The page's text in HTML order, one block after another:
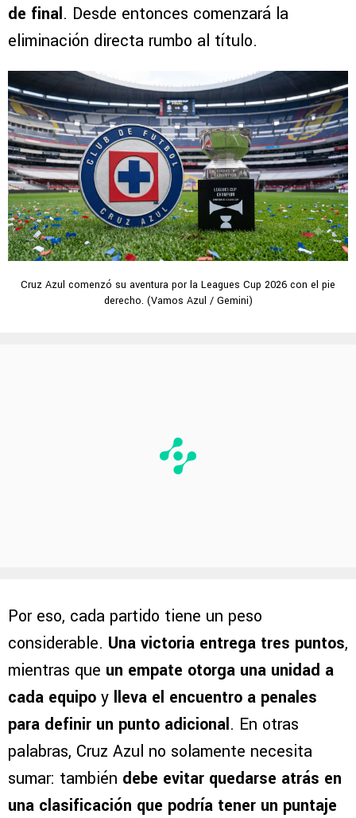
de final. Desde entonces comenzará la
eliminación directa rumbo al título.
Cruz Azul comenzó su aventura por la Leagues Cup 2026 con el pie
derecho. (Vamos Azul / Gemini)
Por eso, cada partido tiene un peso
considerable. Una victoria entrega tres puntos,
mientras que un empate otorga una unidad a
cada equipo y lleva el encuentro a penales
para definir un punto adicional. En otras
palabras, Cruz Azul no solamente necesita
sumar: también debe evitar quedarse atrás en
una clasificación que podría tener un puntaje